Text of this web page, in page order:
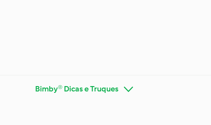
Bimby® Dicas e Truques